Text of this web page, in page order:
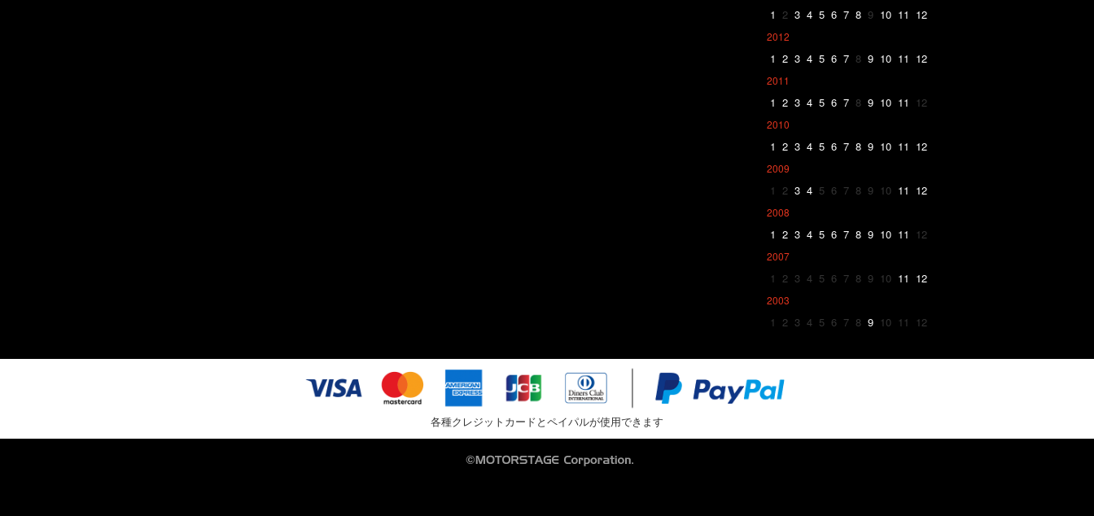
1 2 3 4 5 6 7 8 9 10 11 12
2012
1 2 3 4 5 6 7 8 9 10 11 12
2011
1 2 3 4 5 6 7 8 9 10 11 12
2010
1 2 3 4 5 6 7 8 9 10 11 12
2009
1 2 3 4 5 6 7 8 9 10 11 12
2008
1 2 3 4 5 6 7 8 9 10 11 12
2007
1 2 3 4 5 6 7 8 9 10 11 12
2003
1 2 3 4 5 6 7 8 9 10 11 12
各種クレジットカードとペイパルが使用できます